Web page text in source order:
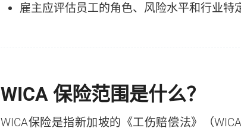
雇主应评估员工的角色、风险水平和行业特
WICA 保险范围是什么？
WICA保险是指新加坡的《工伤赔偿法》（